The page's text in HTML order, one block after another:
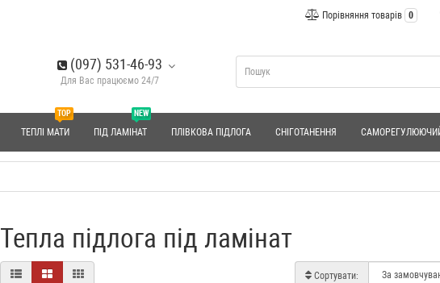
Порівняння товарів 0
(097) 531-46-93
Для Вас працюємо 24/7
TOP
ТЕПЛІ МАТИ
NEW
ПІД ЛАМІНАТ ПЛІВКОВА ПІДЛОГА СНІГОТАНЕННЯ
Тепла підлога під ламінат
Сортувати: